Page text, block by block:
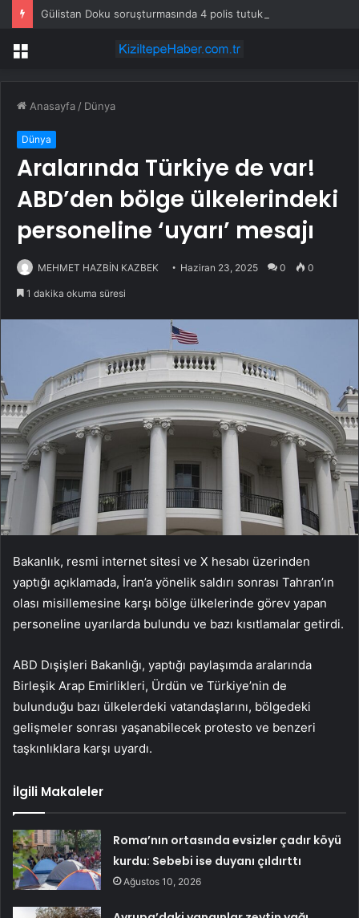
Gülistan Doku soruşturmasında 4 polis tutuklandı
Menü
Anasayfa / Dünya
Dünya
Aralarında Türkiye de var!
ABD’den bölge ülkelerindeki
personeline ‘uyarı’ mesajı
MEHMET HAZBİN KAZBEK Haziran 23, 2025 0 0
1 dakika okuma süresi
Bakanlık, resmi internet sitesi ve X hesabı üzerinden
yaptığı açıklamada, İran’a yönelik saldırı sonrası Tahran’ın
olası misillemesine karşı bölge ülkelerinde görev yapan
personeline uyarılarda bulundu ve bazı kısıtlamalar getirdi.
ABD Dışişleri Bakanlığı, yaptığı paylaşımda aralarında
Birleşik Arap Emirlikleri, Ürdün ve Türkiye’nin de
bulunduğu bazı ülkelerdeki vatandaşlarını, bölgedeki
gelişmeler sonrası yaşanabilecek protesto ve benzeri
taşkınlıklara karşı uyardı.
İlgili Makaleler
Roma’nın ortasında evsizler çadır köyü
kurdu: Sebebi ise duyanı çıldırttı
Ağustos 10, 2026